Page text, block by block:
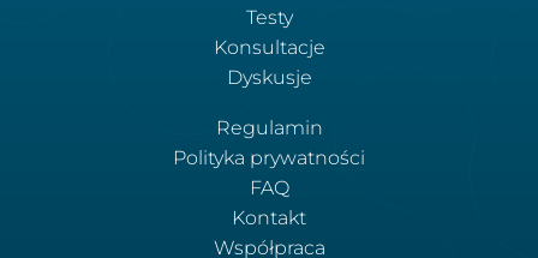
Testy
Konsultacje
Dyskusje
Regulamin
Polityka prywatności
FAQ
Kontakt
Współpraca